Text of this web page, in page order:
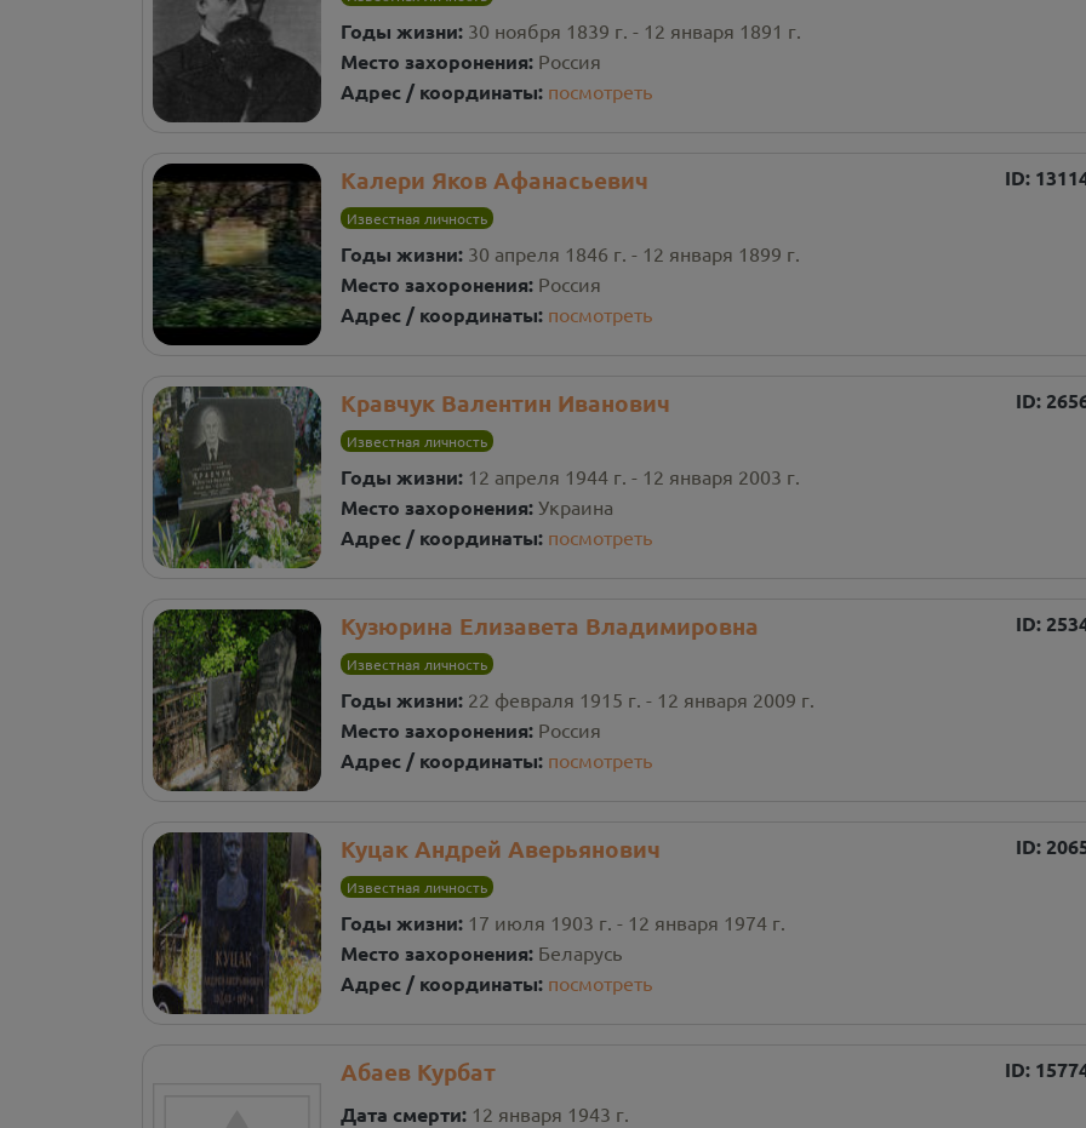
Годы жизни: 30 ноября 1839 г. - 12 января 1891 г.
Место захоронения: Россия
Адрес / координаты: посмотреть
Калери Яков Афанасьевич ID:
Известная личность
Годы жизни: 30 апреля 1846 г. - 12 января 1899 г.
Место захоронения: Россия
Адрес / координаты: посмотреть
Кравчук Валентин Иванович ID:
Известная личность
Годы жизни: 12 апреля 1944 г. - 12 января 2003 г.
Место захоронения: Украина
Адрес / координаты: посмотреть
Кузюрина Елизавета Владимировна ID:
Известная личность
Годы жизни: 22 февраля 1915 г. - 12 января 2009 г.
Место захоронения: Россия
Адрес / координаты: посмотреть
Куцак Андрей Аверьянович ID:
Известная личность
Годы жизни: 17 июля 1903 г. - 12 января 1974 г.
Место захоронения: Беларусь
Адрес / координаты: посмотреть
Абаев Курбат ID:
Дата смерти: 12 января 1943 г.